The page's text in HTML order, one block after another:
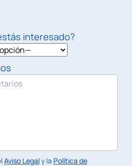
interesado?
Aviso Legaly la Política de